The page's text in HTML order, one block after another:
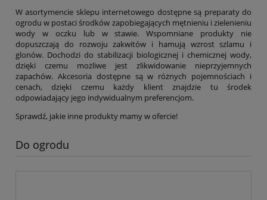
W asortymencie sklepu internetowego dostępne są preparaty do
ogrodu w postaci środków zapobiegających mętnieniu i zielenieniu
wody w oczku lub w stawie. Wspomniane produkty nie
dopuszczają do rozwoju zakwitów i hamują wzrost szlamu i
glonów. Dochodzi do stabilizacji biologicznej i chemicznej wody,
dzięki czemu możliwe jest zlikwidowanie nieprzyjemnych
zapachów. Akcesoria dostępne są w różnych pojemnościach i
cenach, dzięki czemu każdy klient znajdzie tu środek
odpowiadający jego indywidualnym preferencjom.
Sprawdź, jakie inne produkty mamy w ofercie!
Do ogrodu